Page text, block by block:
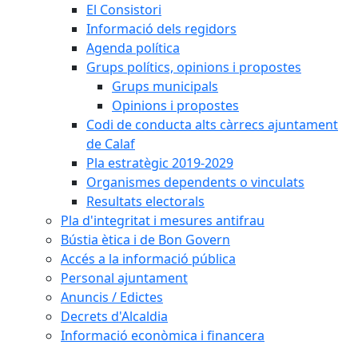
El Consistori
Informació dels regidors
Agenda política
Grups polítics, opinions i propostes
Grups municipals
Opinions i propostes
Codi de conducta alts càrrecs ajuntament
de Calaf
Pla estratègic 2019-2029
Organismes dependents o vinculats
Resultats electorals
Pla d'integritat i mesures antifrau
Bústia ètica i de Bon Govern
Accés a la informació pública
Personal ajuntament
Anuncis / Edictes
Decrets d'Alcaldia
Informació econòmica i financera